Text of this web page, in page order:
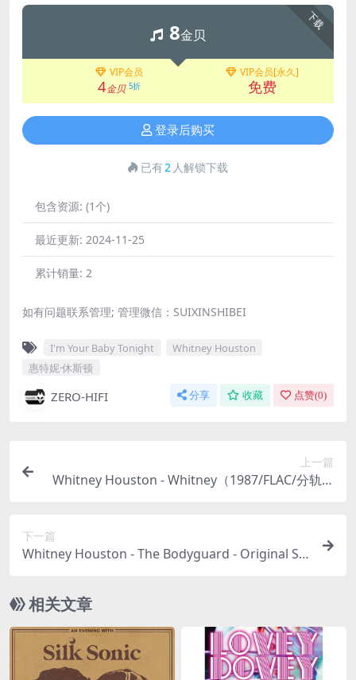
下载
8金贝
VIP会员
4金贝 5折
VIP会员[永久]
免费
登录后购买
已有2 人解锁下载
包含资源: (1个)
最近更新: 2024-11-25
累计销量: 2
如有问题联系管理; 管理微信：SUIXINSHIBEI
I'm Your Baby Tonight
Whitney Houston
惠特妮·休斯顿
ZERO-HIFI 分享 收藏 点赞(0)
上一篇
Whitney Houston - Whitney（1987/FLAC/分轨/6
下一篇
Whitney Houston - The Bodyguard - Original So
相关文章